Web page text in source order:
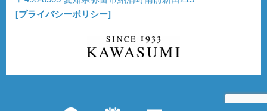
[プライバシーポリシー]
Copyright © CLEAR. All Rights Reserved.